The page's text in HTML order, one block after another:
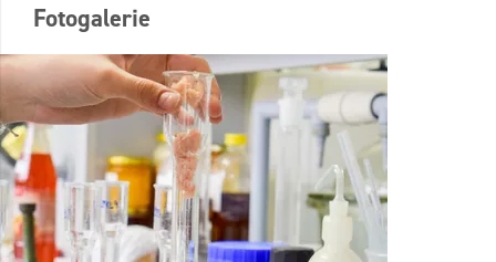
Fotogalerie